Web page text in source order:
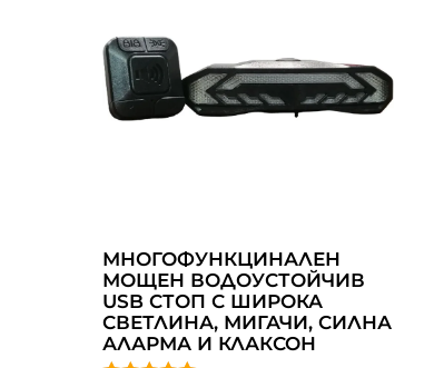
МНОГОФУНКЦИНАЛЕН
МОЩЕН ВОДОУСТОЙЧИВ
USB СТОП С ШИРОКА
СВЕТЛИНА, МИГАЧИ, СИЛНА
АЛАРМА И КЛАКСОН